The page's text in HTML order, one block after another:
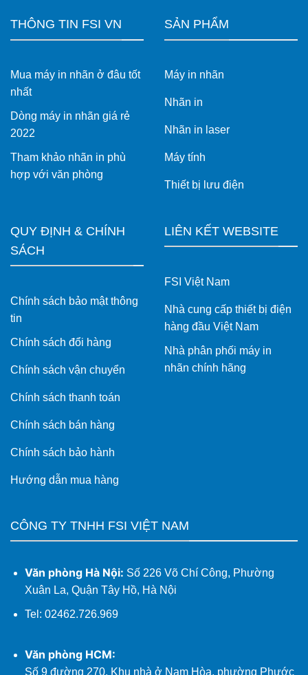
khổ
vận
văn
THÔNG TIN FSI VN
Mua máy in nhãn ở đâu tốt
nhất
Dòng máy in nhãn giá rẻ
2022
Tham khảo nhãn in phù
hợp với văn phòng
SẢN PHẨM
Máy in nhãn
Nhãn in
Nhãn in laser
Máy tính
Thiết bị lưu điện
QUY ĐỊNH & CHÍNH
SÁCH
Chính sách bảo mật thông
tin
Chính sách đổi hàng
Chính sách vận chuyển
Chính sách thanh toán
Chính sách bán hàng
Chính sách bảo hành
Hướng dẫn mua hàng
LIÊN KẾT WEBSITE
FSI Việt Nam
Nhà cung cấp thiết bị điện
hàng đầu Việt Nam
Nhà phân phối máy in
nhãn chính hãng
CÔNG TY TNHH FSI VIỆT NAM
Văn phòng Hà Nội: Số 226 Võ Chí Công, Phường
Xuân La, Quận Tây Hồ, Hà Nội
Tel: 02462.726.969
Văn phòng HCM:
Số 9 đường 270, Khu nhà ở Nam Hòa, phường Phước